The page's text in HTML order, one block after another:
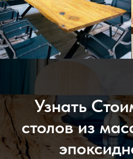
Узнать
столов из